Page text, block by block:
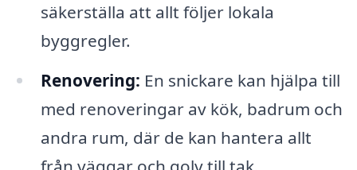
säkerställa att allt följer lokala
byggregler.
Renovering: En snickare kan hjälpa till
med renoveringar av kök, badrum och
andra rum, där de kan hantera allt